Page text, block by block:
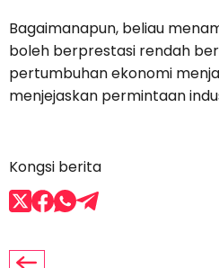
Bagaimanapun, beliau
boleh berprestasi rendah
pertumbuhan ekonomi
menjejaskan permintaan
Kongsi berita